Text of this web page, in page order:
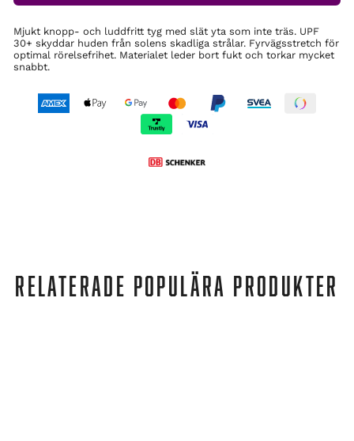
Mjukt knopp- och luddfritt tyg med slät yta som inte träs. UPF
30+ skyddar huden från solens skadliga strålar. Fyrvägsstretch för
optimal rörelsefrihet. Materialet leder bort fukt och torkar mycket
snabbt.
RELATERADE POPULÄRA PRODUKTER